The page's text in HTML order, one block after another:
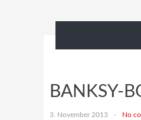
BANKSY-
3. November 2013 - No